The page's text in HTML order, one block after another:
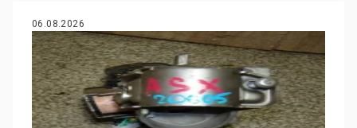
06.08.2026